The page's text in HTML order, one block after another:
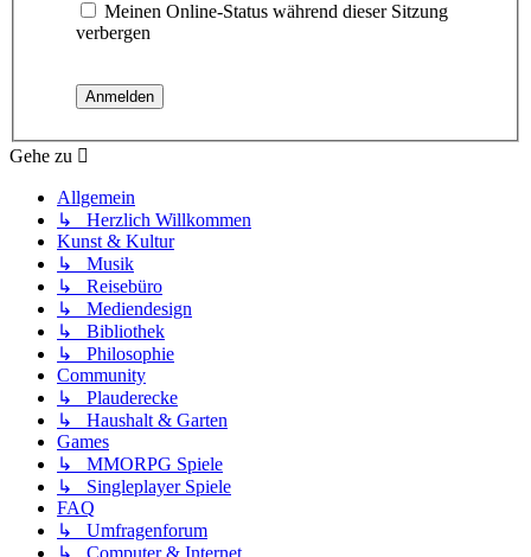
Meinen Online-Status während dieser Sitzung
verbergen
Gehe zu
Allgemein
↳ Herzlich Willkommen
Kunst & Kultur
↳ Musik
↳ Reisebüro
↳ Mediendesign
↳ Bibliothek
↳ Philosophie
Community
↳ Plauderecke
↳ Haushalt & Garten
Games
↳ MMORPG Spiele
↳ Singleplayer Spiele
FAQ
↳ Umfragenforum